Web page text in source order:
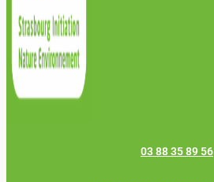
03 88 35 89 56